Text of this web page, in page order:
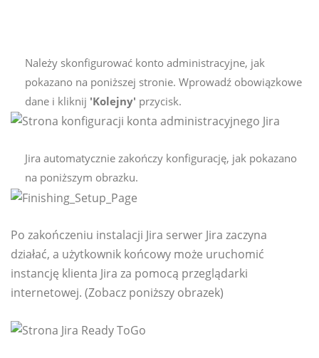
Należy skonfigurować konto administracyjne, jak
pokazano na poniższej stronie. Wprowadź obowiązkowe
dane i kliknij 'Kolejny' przycisk.
Jira automatycznie zakończy konfigurację, jak pokazano
na poniższym obrazku.
Po zakończeniu instalacji Jira serwer Jira zaczyna
działać, a użytkownik końcowy może uruchomić
instancję klienta Jira za pomocą przeglądarki
internetowej. (Zobacz poniższy obrazek)